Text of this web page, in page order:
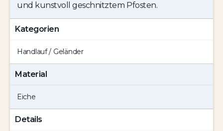
und kunstvoll geschnitztem Pfosten.
Kategorien
Handlauf / Geländer
Material
Eiche
Details